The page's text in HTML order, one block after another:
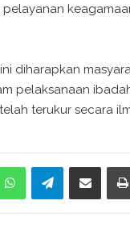
diharapkan
pelaksanaan
terukur secara
WhatsApp Telegram